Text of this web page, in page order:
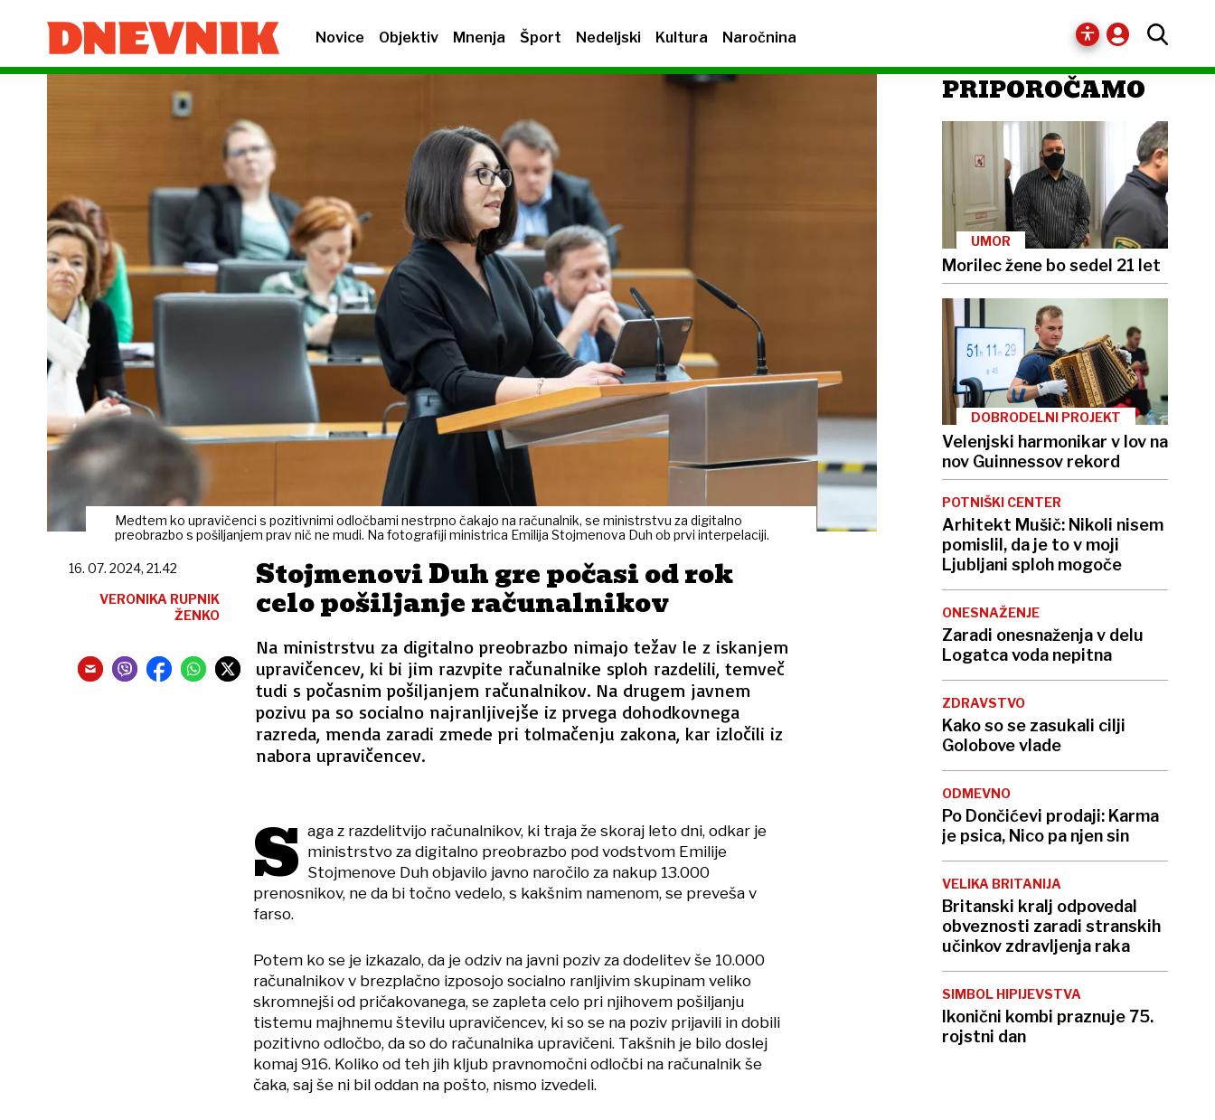
Novice Objektiv Mnenja Šport Nedeljski Kultura Naročnina
Medtem ko upravičenci s pozitivnimi odločbami nestrpno čakajo na računalnik, se ministrstvu za digitalno
preobrazbo s pošiljanjem prav nič ne mudi. Na fotografiji ministrica Emilija Stojmenova Duh ob prvi interpelaciji.
Stojmenovi Duh gre počasi od rok
celo pošiljanje računalnikov
Na ministrstvu za digitalno preobrazbo nimajo težav le z iskanjem
upravičencev, ki bi jim razvpite računalnike sploh razdelili, temveč
tudi s počasnim pošiljanjem računalnikov. Na drugem javnem
pozivu pa so socialno najranljivejše iz prvega dohodkovnega
razreda, menda zaradi zmede pri tolmačenju zakona, kar izločili iz
nabora upravičencev.
16. 07. 2024, 21.42
VERONIKA RUPNIK
ŽENKO
S aga z razdelitvijo računalnikov, ki traja že skoraj leto dni, odkar je
ministrstvo za digitalno preobrazbo pod vodstvom Emilije
Stojmenove Duh objavilo javno naročilo za nakup 13.000
prenosnikov, ne da bi točno vedelo, s kakšnim namenom, se preveša v
farso.
Potem ko se je izkazalo, da je odziv na javni poziv za dodelitev še 10.000
računalnikov v brezplačno izposojo socialno ranljivim skupinam veliko
skromnejši od pričakovanega, se zapleta celo pri njihovem pošiljanju
tistemu majhnemu številu upravičencev, ki so se na poziv prijavili in dobili
pozitivno odločbo, da so do računalnika upravičeni. Takšnih je bilo doslej
komaj 916. Koliko od teh jih kljub pravnomočni odločbi na računalnik še
čaka, saj še ni bil oddan na pošto, nismo izvedeli.
PRIPOROČAMO
UMOR
Morilec žene bo sedel 21 let
DOBRODELNI PROJEKT
Velenjski harmonikar v lov na
nov Guinnessov rekord
POTNIŠKI CENTER
Arhitekt Mušič: Nikoli nisem
pomislil, da je to v moji
Ljubljani sploh mogoče
ONESNAŽENJE
Zaradi onesnaženja v delu
Logatca voda nepitna
ZDRAVSTVO
Kako so se zasukali cilji
Golobove vlade
ODMEVNO
Po Dončićevi prodaji: Karma
je psica, Nico pa njen sin
VELIKA BRITANIJA
Britanski kralj odpovedal
obveznosti zaradi stranskih
učinkov zdravljenja raka
SIMBOL HIPIJEVSTVA
Ikonični kombi praznuje 75.
rojstni dan